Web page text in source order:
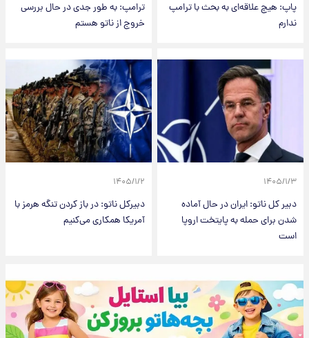
پاپ: هیچ علاقه‌ای به بحث با ترامپ
ندارم
ترامپ: به طور جدی در حال بررسی
خروج از ناتو هستم
۱۴۰۵/۱/۳
دبیر کل ناتو: ایران در حال آماده
شدن برای حمله به پایتخت‌ اروپا
است
۱۴۰۵/۱/۲
دبیرکل ناتو: در باز کردن تنگه هرمز با
آمریکا همکاری می‌کنیم